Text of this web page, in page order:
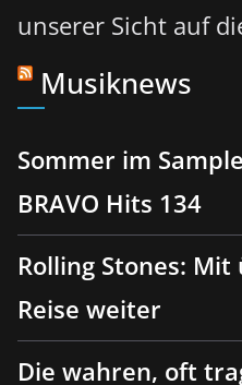
unserer Sicht auf
Musiknews
Sommer im
BRAVO Hits 134
Rolling Stones:
Reise weiter
Die wahren, oft